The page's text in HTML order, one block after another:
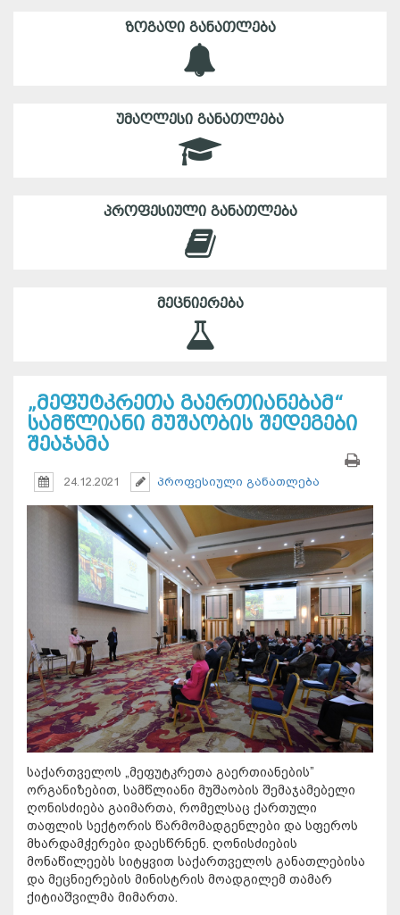
ᲖᲝᲒᲐᲓᲘ ᲒᲐᲜᲐᲗᲚᲔᲑᲐ
ᲣᲛᲐᲦᲚᲔᲡᲘ ᲒᲐᲜᲐᲗᲚᲔᲑᲐ
ᲞᲠᲝᲤᲔᲡᲘᲣᲚᲘ ᲒᲐᲜᲐᲗᲚᲔᲑᲐ
ᲛᲔᲪᲜᲘᲔᲠᲔᲑᲐ
„მეფუტკრეთა გაერთიანებამ“
სამწლიანი მუშაობის შედეგები
შეაჯამა
24.12.2021 პროფესიული განათლება
საქართველოს „მეფუტკრეთა გაერთიანების”
ორგანიზებით, სამწლიანი მუშაობის შემაჯამებელი
ღონისძიება გაიმართა, რომელსაც ქართული
თაფლის სექტორის წარმომადგენლები და სფეროს
მხარდამჭერები დაესწრნენ. ღონისძიების
მონაწილეებს სიტყვით საქართველოს განათლებისა
და მეცნიერების მინისტრის მოადგილემ თამარ
ქიტიაშვილმა მიმართა.